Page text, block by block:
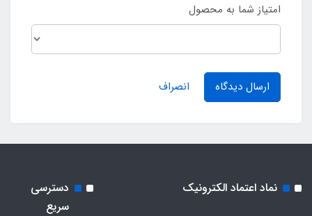
امتیاز شما به محصول
ارسال دیدگاه انصراف
نماد اعتماد الکترونیک
دسترسی
سریع